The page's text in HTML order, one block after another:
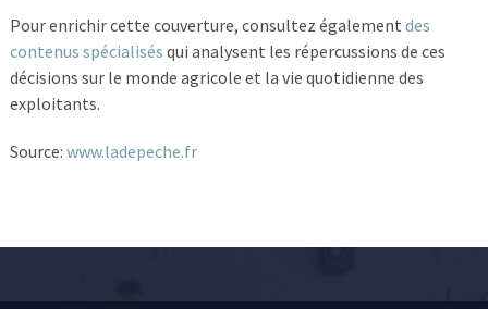
Pour enrichir cette couverture, consultez également des
contenus spécialisés qui analysent les répercussions de ces
décisions sur le monde agricole et la vie quotidienne des
exploitants.
Source: www.ladepeche.fr